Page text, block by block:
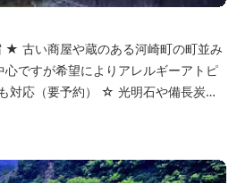
） ☆ 光明石や備長炭を
風呂で心身のリフレッシュを！
です】